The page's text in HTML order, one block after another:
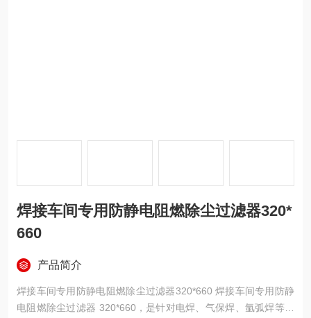
焊接车间专用防静电阻燃除尘过滤器320*
660
产品简介
焊接车间专用防静电阻燃除尘过滤器320*660 焊接车间专用防静
电阻燃除尘过滤器 320*660，是针对电焊、气保焊、氩弧焊等焊